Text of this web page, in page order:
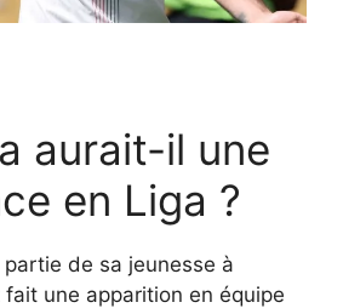
aurait-il une
en Liga ?
de sa jeunesse à
une apparition en équipe